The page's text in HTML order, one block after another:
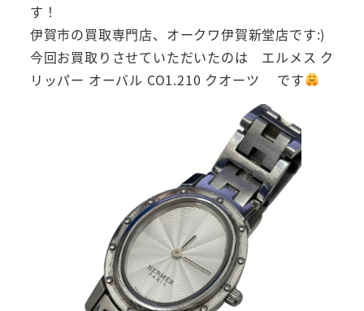
す！
伊賀市の買取専門店、オークワ伊賀新堂店です:)
今回お買取りさせていただいたのは エルメス ク
リッパー オーバル CO1.210 クオーツ です